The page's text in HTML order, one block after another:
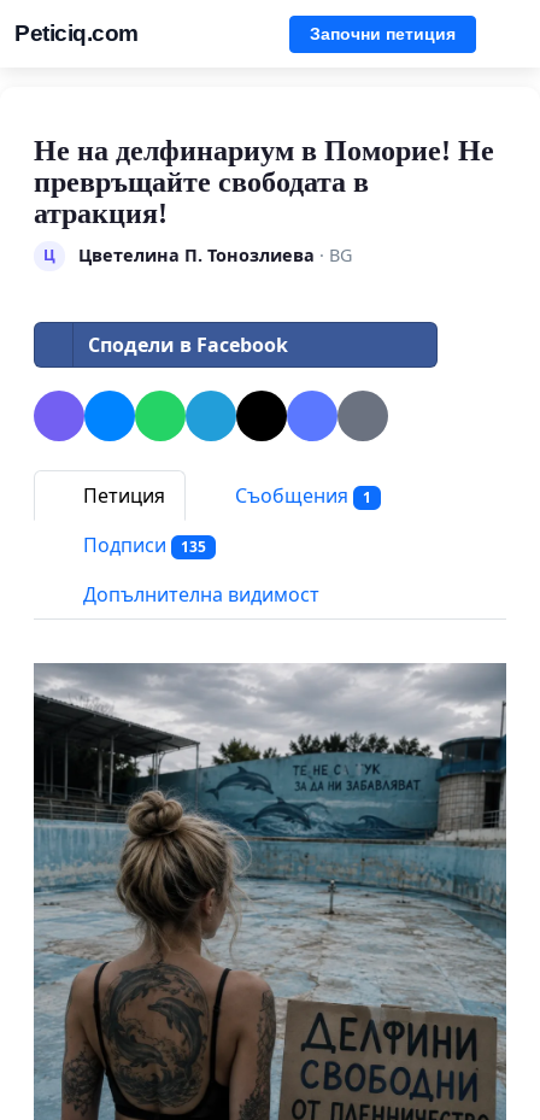
Peticiq.com Започни петиция
Не на делфинариум в Поморие! Не
превръщайте свободата в
атракция!
Ц Цветелина П. Тонозлиева · BG
Сподели в Facebook
Петиция Съобщения 1
Подписи 135
Допълнителна видимост